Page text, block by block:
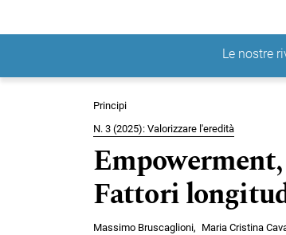
Menu principale Le nostre
Principi
N. 3 (2025): Valorizzare l'eredità
Fattori
Massimo Bruscaglioni Maria Cristina